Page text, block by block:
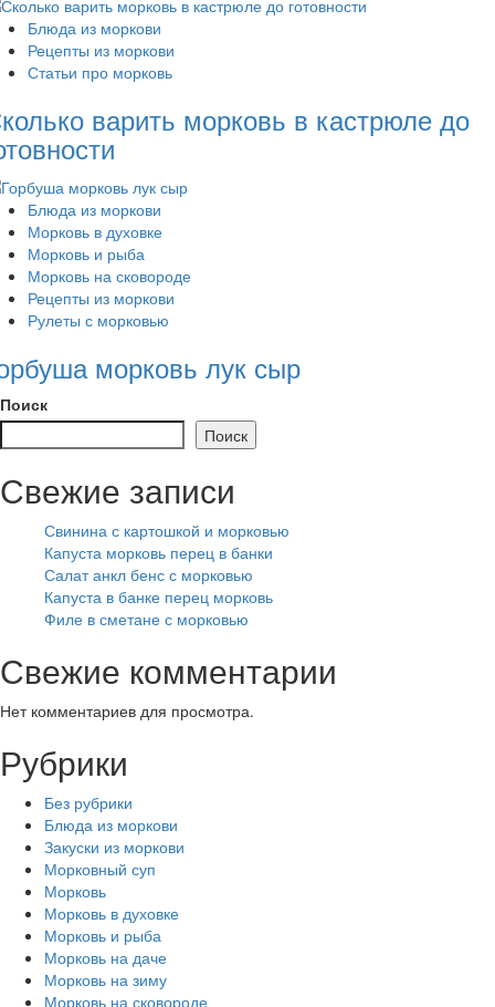
Блюда из моркови
Рецепты из моркови
Статьи про морковь
варить морковь в кастрюле до
Блюда из моркови
Морковь в духовке
Морковь и рыба
Морковь на сковороде
Рецепты из моркови
Рулеты с морковью
морковь лук сыр
Поиск
Поиск
Свежие записи
Свинина с картошкой и морковью
Капуста морковь перец в банки
Салат анкл бенс с морковью
Капуста в банке перец морковь
Филе в сметане с морковью
Свежие комментарии
Нет комментариев для просмотра.
Рубрики
Без рубрики
Блюда из моркови
Закуски из моркови
Морковный суп
Морковь
Морковь в духовке
Морковь и рыба
Морковь на даче
Морковь на зиму
Морковь на сковороде